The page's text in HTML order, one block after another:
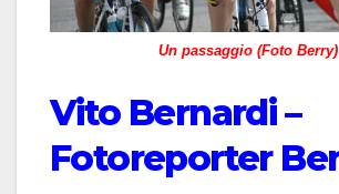
Un passaggio (Foto Berry)
Vito Bernardi –
Fotoreporter